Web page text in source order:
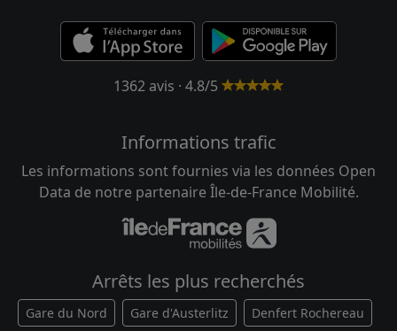
1362 avis · 4.8/5
Informations trafic
Les informations sont fournies via les données Open
Data de notre partenaire Île-de-France Mobilité.
Arrêts les plus recherchés
Gare du Nord Gare d'Austerlitz Denfert Rochereau